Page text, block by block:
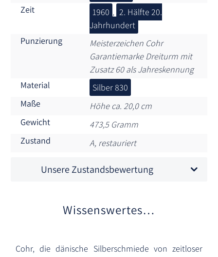
Zeit
1960 , 2. Hälfte 20.
Jahrhundert
Punzierung
Meisterzeichen Cohr
Garantiemarke Dreiturm mit
Zusatz 60 als Jahreskennung
Material
Silber 830
Maße
Höhe ca. 20,0 cm
Gewicht
473,5 Gramm
Zustand
A, restauriert
Unsere Zustandsbewertung
Wissenswertes…
Cohr, die dänische Silberschmiede von zeitloser